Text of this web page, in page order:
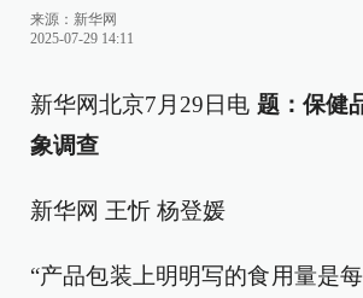
来源： 新华网
2025-07-29 14:11
新华网北京7月29日电 题：保健
象调查
新华网 王忻 杨登媛
“产品包装上明明写的食用量是